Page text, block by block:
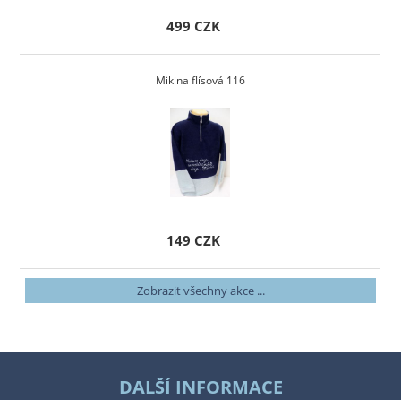
499 CZK
Mikina flísová 116
149 CZK
Zobrazit všechny akce ...
DALŠÍ INFORMACE